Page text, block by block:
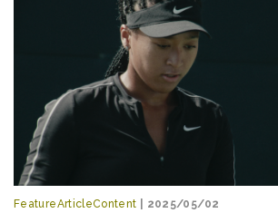
FeatureArticleContent | 2025/05/02